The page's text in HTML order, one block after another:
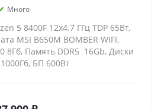
Много
5 8400F 12x4.7 ГГц TDP 65Вт,
MSI B650M BOMBER WIFI,
8Гб, Память DDR5 16Gb, Диски
1000Гб, БП 600Вт